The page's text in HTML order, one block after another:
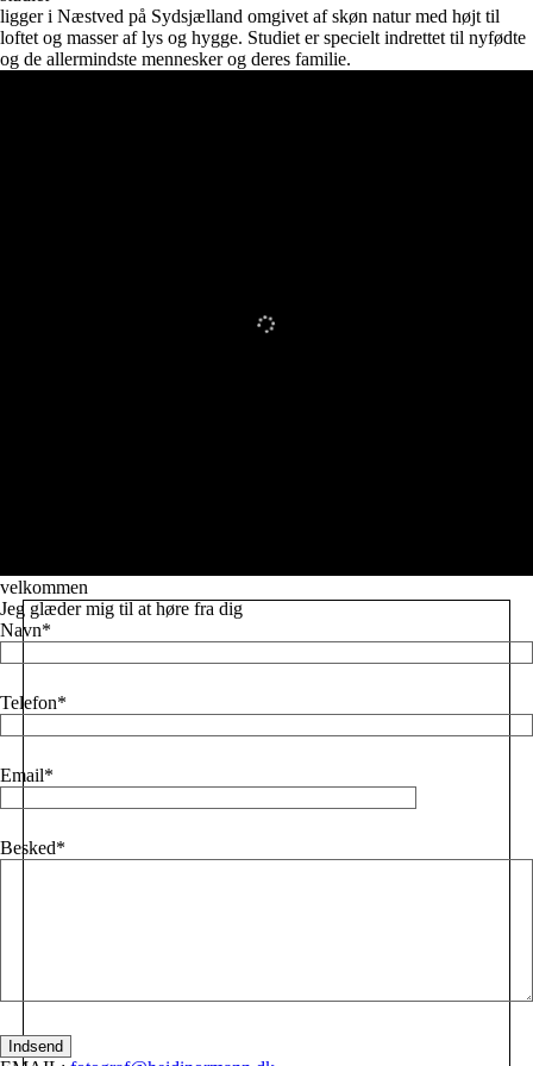
ligger i Næstved på Sydsjælland omgivet af skøn natur med højt til
loftet og masser af lys og hygge. Studiet er specielt indrettet til nyfødte
og de allermindste mennesker og deres familie.
Læs mere
velkommen
Jeg glæder mig til at høre fra dig
Navn
Telefon
Email
Besked